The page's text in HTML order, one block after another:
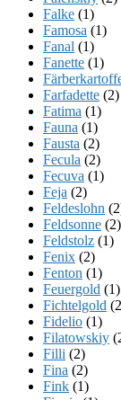
Falke (1)
Famosa (1)
Fanal (1)
Fanette (1)
Farfadette (2)
Fatima (1)
Fauna (1)
Fausta (2)
Fecula (2)
Fecuva (1)
Feja (2)
Feldeslohn
Feldsonne (2)
Feldstolz (1)
Fenix (2)
Fenton (1)
Feuergold (1)
Fichtelgold
Fidelio (1)
Filatowskiy
Filli (2)
Fina (2)
Fink (1)